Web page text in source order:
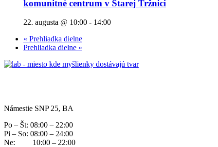
komunitné centrum v Starej Tržnici
22. augusta @ 10:00 - 14:00
« Prehliadka dielne
Prehliadka dielne »
Námestie SNP 25, BA
Po – Št: 08:00 – 22:00
Pi – So: 08:00 – 24:00
Ne: 10:00 – 22:00